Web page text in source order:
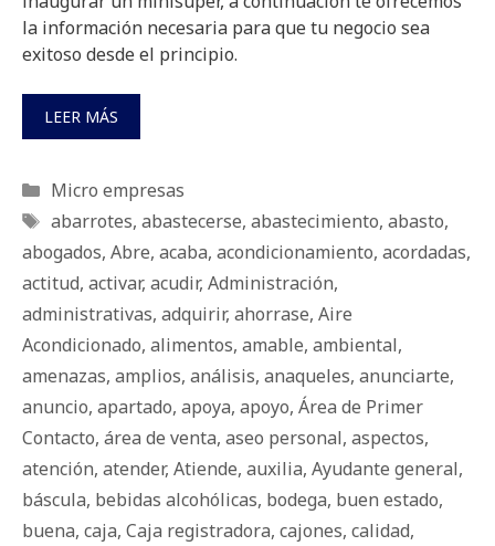
la información necesaria para que tu negocio sea
exitoso desde el principio.
LEER MÁS
Categorías
Micro empresas
Etiquetas
abarrotes, abastecerse, abastecimiento, abasto,
abogados, Abre, acaba, acondicionamiento, acordadas,
actitud, activar, acudir, Administración,
administrativas, adquirir, ahorrase, Aire
Acondicionado, alimentos, amable, ambiental,
amenazas, amplios, análisis, anaqueles, anunciarte,
anuncio, apartado, apoya, apoyo, Área de Primer
Contacto, área de venta, aseo personal, aspectos,
atención, atender, Atiende, auxilia, Ayudante general,
báscula, bebidas alcohólicas, bodega, buen estado,
buena, caja, Caja registradora, cajones, calidad,